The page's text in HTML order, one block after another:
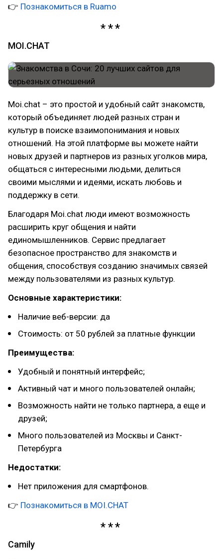
👉 Познакомиться в Ruamo
MOI.CHAT
Moi.chat – это простой и удобный сайт знакомств,
который объединяет людей разных стран и
культур в поиске взаимопонимания и новых
отношений. На этой платформе вы можете найти
новых друзей и партнеров из разных уголков мира,
общаться с интересными людьми, делиться
своими мыслями и идеями, искать любовь и
поддержку в сети.
Благодаря Moi.chat люди имеют возможность
расширить круг общения и найти
единомышленников. Сервис предлагает
безопасное пространство для знакомств и
общения, способствуя созданию значимых связей
между пользователями из разных культур.
Основные характеристики:
Наличие веб-версии: да
Стоимость: от 50 рублей за платные функции
Преимущества:
Удобный и понятный интерфейс;
Активный чат и много пользователей онлайн;
Возможность найти не только партнера, а еще и
друзей;
Много пользователей из Москвы и Санкт-
Петербурга
Недостатки:
Нет приложения для смартфонов.
👉 Познакомиться в MOI.CHAT
Camily